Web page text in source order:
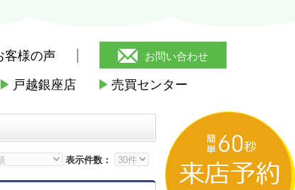
客様の声 お問い合わせ
▶ 戸越銀座店 ▶ 売買センター
や西五反田店 >
天丼てんや西五反
表示件数：